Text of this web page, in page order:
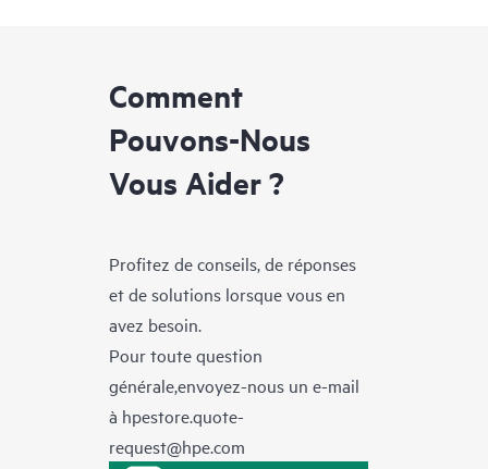
Comment
Pouvons-Nous
Vous Aider ?
Profitez de conseils, de réponses
et de solutions lorsque vous en
avez besoin.
Pour toute question
générale,envoyez-nous un e-mail
à hpestore.quote-
request@hpe.com